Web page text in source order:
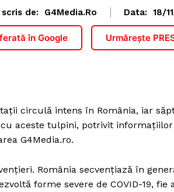
de: G4Media.ro Data: 18/
în Google Urmărește
circulă intens în România, iar
aceste tulpini, potrivit
G4Media.ro.
România secvențiază în
forme severe de COVID-19, fie